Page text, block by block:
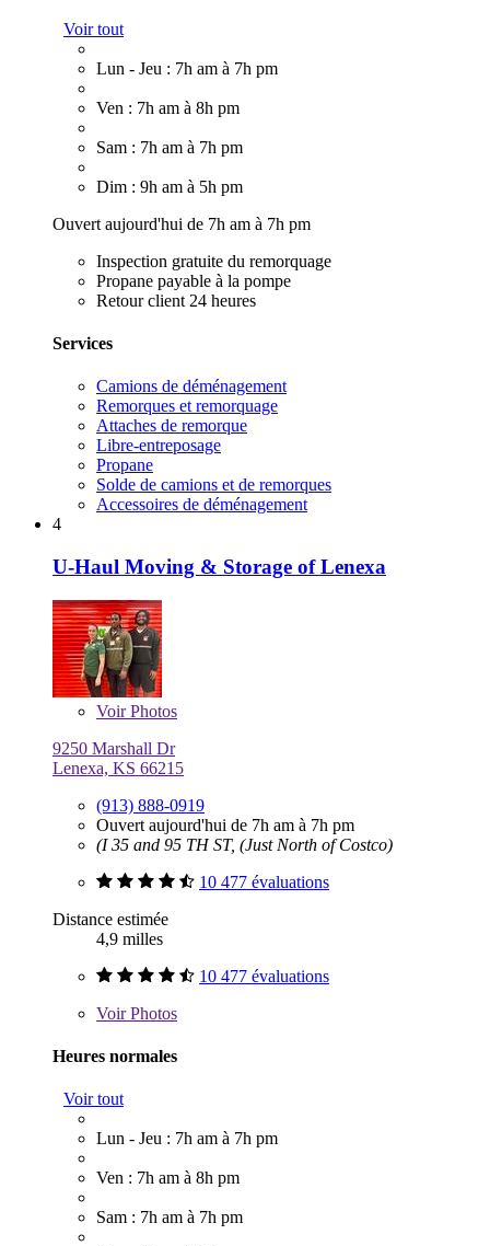
Voir tout
Lun - Jeu : 7h am à 7h pm
Ven : 7h am à 8h pm
Sam : 7h am à 7h pm
Dim : 9h am à 5h pm
Ouvert aujourd'hui de 7h am à 7h pm
Inspection gratuite du remorquage
Propane payable à la pompe
Retour client 24 heures
Services
Camions de déménagement
Remorques et remorquage
Attaches de remorque
Libre-entreposage
Propane
Solde de camions et de remorques
Accessoires de déménagement
4
U-Haul Moving & Storage of Lenexa
VoirPhotos
9250 Marshall Dr
Lenexa, KS 66215
(913) 888-0919
Ouvert aujourd'hui de 7h am à 7h pm
(I 35 and 95 TH ST, (Just North of Costco)
10 477 évaluations
Distance estimée
4,9 milles
10 477 évaluations
VoirPhotos
Heures normales
Voir tout
Lun - Jeu : 7h am à 7h pm
Ven : 7h am à 8h pm
Sam : 7h am à 7h pm